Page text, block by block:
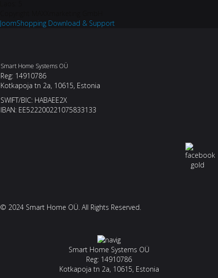
JoomShopping Download & Support
Smart Home Systems OÜ
Reg: 14910786
Kotkapoja tn 2a, 10615, Estonia
SWIFT/BIC: HABAEE2X
IBAN: EE522200221075833133
© 2024 Smart Home OÜ. All Rights Reserved.
Smart Home Systems OÜ
Reg: 14910786
Kotkapoja tn 2a, 10615, Estonia